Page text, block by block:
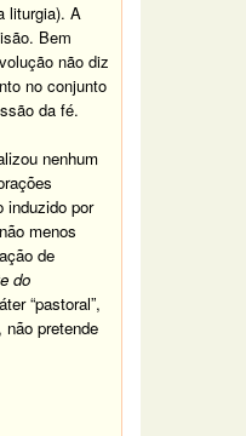
liturgia). A
Bem
não diz
no conjunto
da fé.
nenhum
induzido por
não menos
de
do
“pastoral”,
pretende